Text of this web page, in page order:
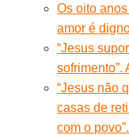
Os oito
amor é
“Jesus
sofrimento”.
“Jesus não
casas de
com o